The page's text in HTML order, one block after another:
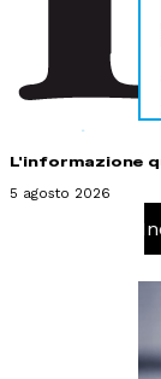
L'informazione
5 agosto 2026